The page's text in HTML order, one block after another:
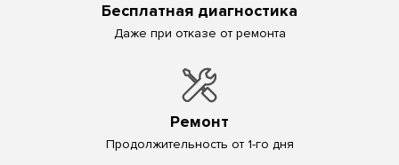
Бесплатная диагностика
Даже при отказе от ремонта
Ремонт
Продолжительность от 1-го дня